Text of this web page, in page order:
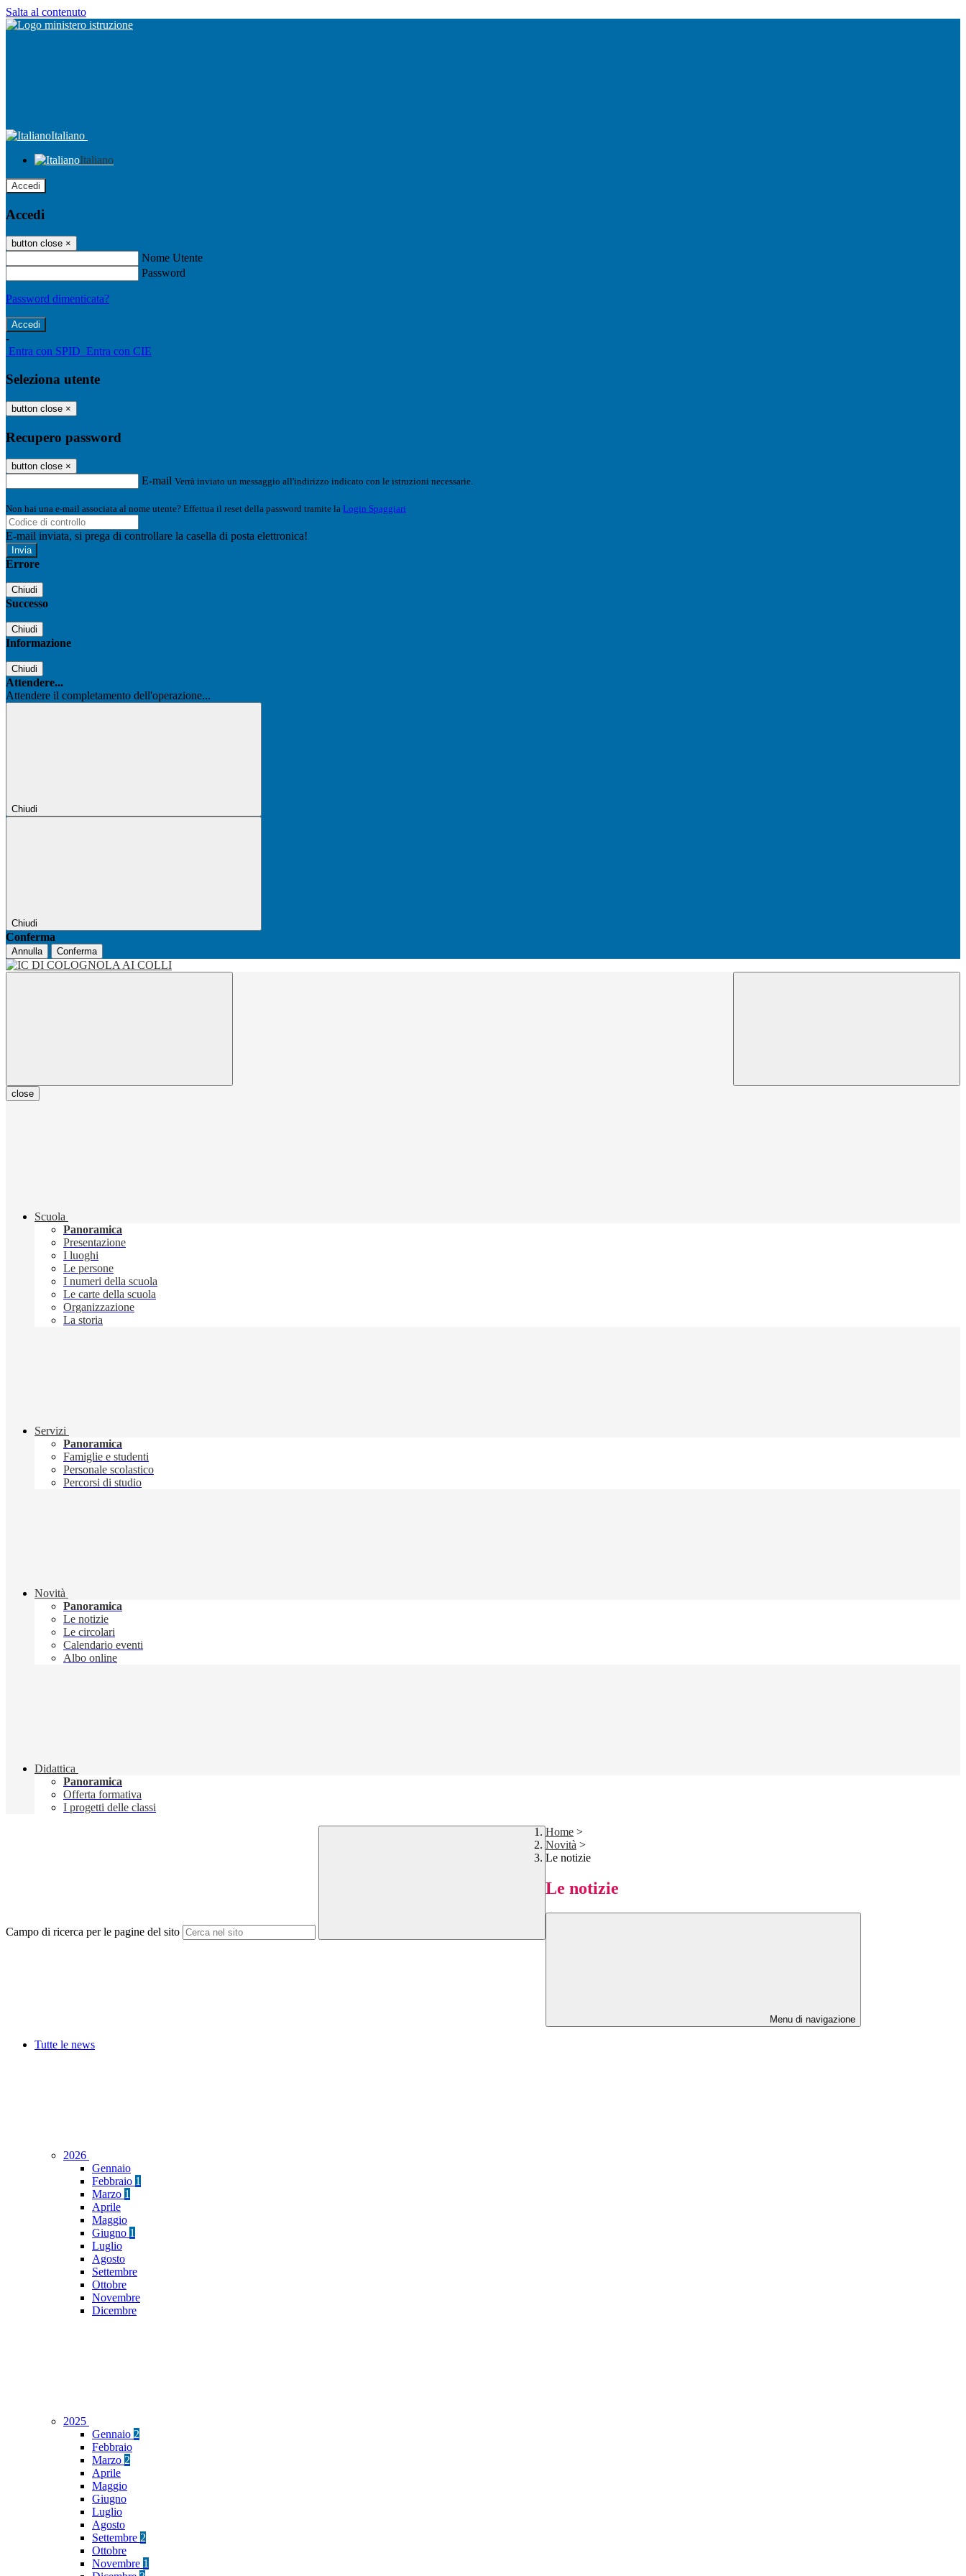
Salta al contenuto
Italiano
Italiano
Accedi
Accedi
button close ×
Nome Utente
Password
Password dimenticata?
-
Entra con SPID Entra con CIE
Seleziona utente
button close ×
Recupero password
button close ×
E-mail Verrà inviato un messaggio all'indirizzo indicato con le istruzioni necessarie.
Non hai una e-mail associata al nome utente? Effettua il reset della password tramite la Login Spaggiari
E-mail inviata, si prega di controllare la casella di posta elettronica!
Errore
Chiudi
Successo
Chiudi
Informazione
Chiudi
Attendere...
Attendere il completamento dell'operazione...
Chiudi
Chiudi
Conferma
Annulla Conferma
close
Scuola
Panoramica
Presentazione
I luoghi
Le persone
I numeri della scuola
Le carte della scuola
Organizzazione
La storia
Servizi
Panoramica
Famiglie e studenti
Personale scolastico
Percorsi di studio
Novità
Panoramica
Le notizie
Le circolari
Calendario eventi
Albo online
Didattica
Panoramica
Offerta formativa
I progetti delle classi
Campo di ricerca per le pagine del sito
Home >
Novità >
Le notizie
Le notizie
Menu di navigazione
Tutte le news
2026
Gennaio
Febbraio 1
Marzo 1
Aprile
Maggio
Giugno 1
Luglio
Agosto
Settembre
Ottobre
Novembre
Dicembre
2025
Gennaio 2
Febbraio
Marzo 2
Aprile
Maggio
Giugno
Luglio
Agosto
Settembre 2
Ottobre
Novembre 1